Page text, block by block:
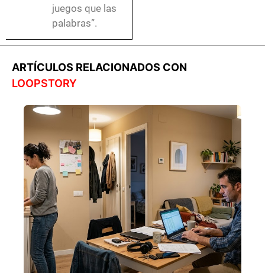
juegos que las
palabras”.
ARTÍCULOS RELACIONADOS CON
LOOPSTORY